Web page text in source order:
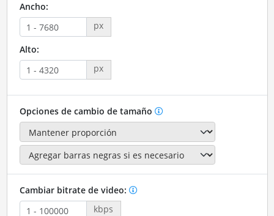
Ancho:
px
Alto:
px
Opciones de cambio de tamaño
Cambiar bitrate de video:
kbps